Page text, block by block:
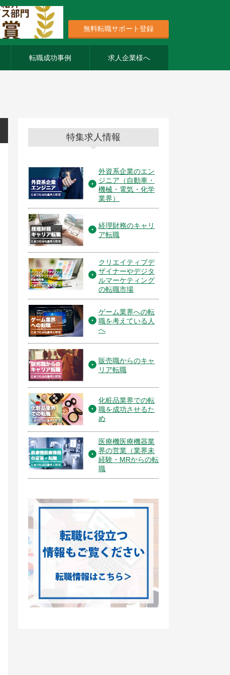
無料転職サポート登録
転職成功事例 求人企業様へ
特集求人情報
外資系企業のエン
ジニア（自動車・
機械・電気・化学
業界）
経理財務のキャリ
ア転職
クリエイティブデ
ザイナーやデジタ
ルマーケティング
の転職市場
ゲーム業界への転
職を考えている人
へ
販売職からのキャ
リア転職
化粧品業界での転
職を成功させるた
め
医療機医療機器業
界の営業（業界未
経験・MRからの転
職